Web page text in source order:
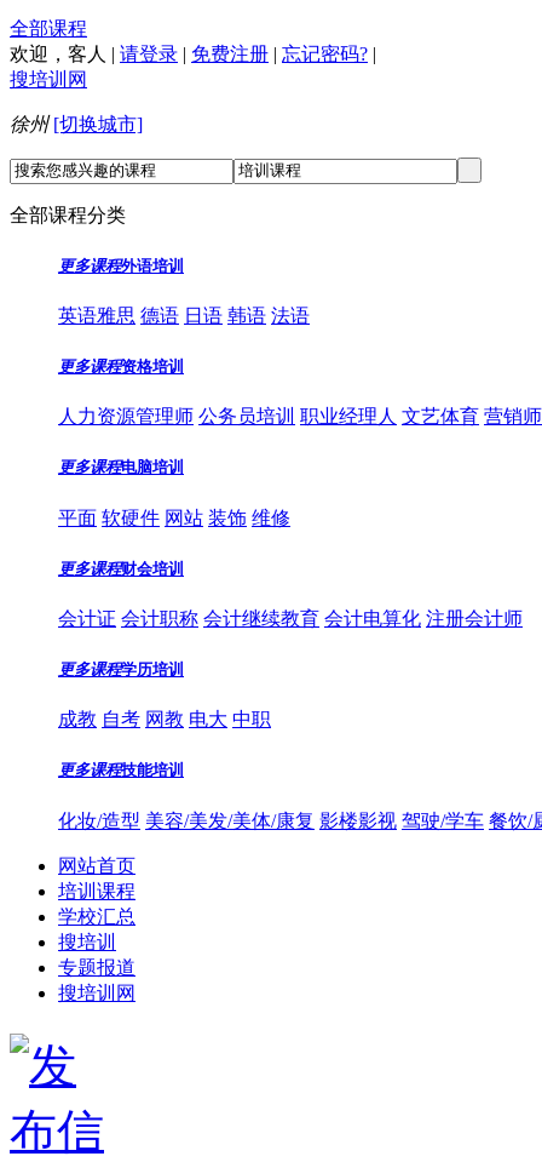
全部课程
欢迎， 客人 | 请登录 | 免费注册 | 忘记密码? |
搜培训网
徐州 [切换城市]
全部课程分类
更多课程外语培训
英语雅思 德语 日语 韩语 法语
更多课程资格培训
人力资源管理师 公务员培训 职业经理人 文艺体育 营销
更多课程电脑培训
平面 软硬件 网站 装饰 维修
更多课程财会培训
会计证 会计职称 会计继续教育 会计电算化 注册会计师
更多课程学历培训
成教 自考 网教 电大 中职
更多课程技能培训
化妆/造型 美容/美发/美体/康复 影楼影视 驾驶/学车 餐饮/
网站首页
培训课程
学校汇总
搜培训
专题报道
搜培训网